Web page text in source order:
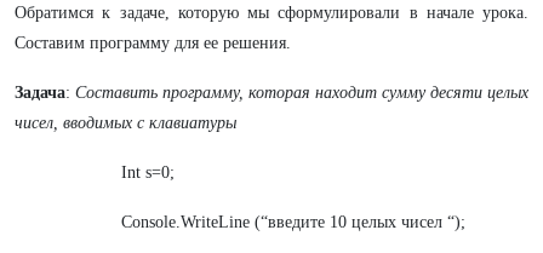
Обратимся к задаче, которую мы сформулировали в начале урока.
Составим программу для ее решения.
Задача: Составить программу, которая находит сумму десяти целых
чисел, вводимых с клавиатуры
Int s=0;
Console.WriteLine (“введите 10 целых чисел “);